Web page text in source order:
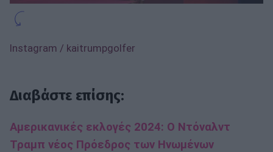
Instagram / kaitrumpgolfer
Διαβάστε επίσης:
Αμερικανικές εκλογές 2024: Ο Ντόναλντ
Τραμπ νέος Πρόεδρος των Ηνωμένων